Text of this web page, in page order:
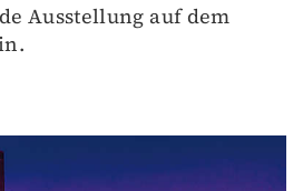
Ausstellung auf dem